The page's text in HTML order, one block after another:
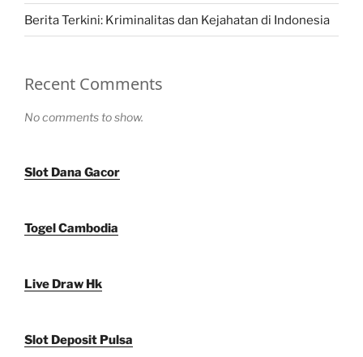
Berita Terkini: Kriminalitas dan Kejahatan di Indonesia
Recent Comments
No comments to show.
Slot Dana Gacor
Togel Cambodia
Live Draw Hk
Slot Deposit Pulsa